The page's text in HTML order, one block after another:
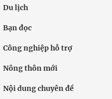
Du lịch
Bạn đọc
Công nghiệp hỗ trợ
Nông thôn mới
Nội dung chuyên đề